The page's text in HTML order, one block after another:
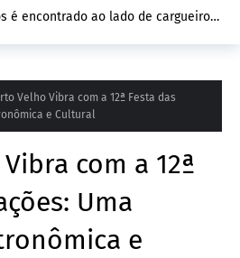
é encontrado ao lado de cargueiro
Velho Vibra com a 12ª Festa das
e Cultural
com a 12ª
Uma
e